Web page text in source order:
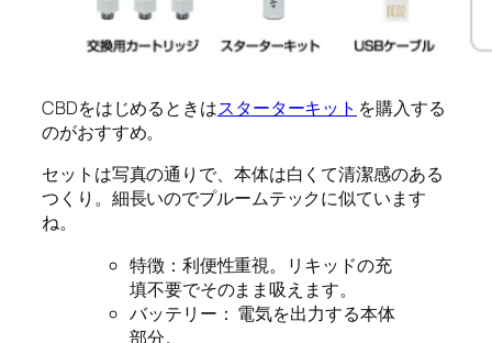
CBDをはじめるときはスターターキット を購入する
のがおすすめ。
セットは写真の通りで、本体は白くて清潔感のある
つくり。細長いのでプルームテックに似ています
ね。
特徴：利便性重視。リキッドの充
填不要でそのまま吸えます。
バッテリー ： 電気を出力する本体
部分。